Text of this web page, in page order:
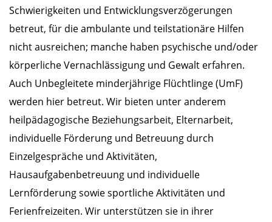
Schwierigkeiten und Entwicklungsverzögerungen
betreut, für die ambulante und teilstationäre Hilfen
nicht ausreichen; manche haben psychische und/oder
körperliche Vernachlässigung und Gewalt erfahren.
Auch Unbegleitete minderjährige Flüchtlinge (UmF)
werden hier betreut. Wir bieten unter anderem
heilpädagogische Beziehungsarbeit, Elternarbeit,
individuelle Förderung und Betreuung durch
Einzelgespräche und Aktivitäten,
Hausaufgabenbetreuung und individuelle
Lernförderung sowie sportliche Aktivitäten und
Ferienfreizeiten. Wir unterstützen sie in ihrer